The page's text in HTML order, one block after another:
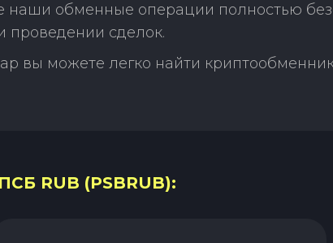
наши обменные операции полностью
проведении сделок.
вы можете легко найти
RUB (PSBRUB):